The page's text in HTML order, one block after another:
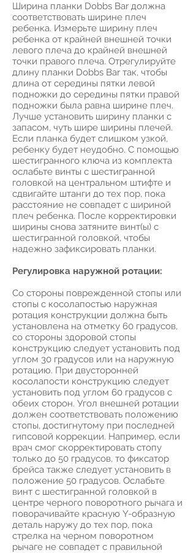
Ширина планки Dobbs Bar должна
соответствовать ширине плеч
ребенка. Измерьте ширину плеч
ребенка от крайней внешней точки
левого плеча до крайней внешней
точки правого плеча. Отрегулируйте
длину планки Dobbs Bar так, чтобы
длина от середины пятки левой
подножки до середины пятки правой
подножки была равна ширине плеч.
Лучше установить ширину планки с
запасом, чуть шире ширины плечей.
Если планка будет слишком узкой,
ребенку будет неудобно. С помощью
шестигранного ключа из комплекта
ослабьте винты с шестигранной
головкой на центральном штифте и
сдвигайте штанги до тех пор, пока
расстояние не совпадет с шириной
плеч ребенка. После корректировки
ширины снова затяните винт(ы) с
шестигранной головкой, чтобы
надежно зафиксировать планки.
Регулировка наружной ротации:
Со стороны поврежденной стопы или
стопы с косолапостью наружная
ротация конструкции должна быть
установлена на отметку 60 градусов,
со стороны здоровой стопы
конструкцию следует установить под
углом 30 градусов или на наружную
ротацию. При двусторонней
косолапости конструкцию следует
установить под углом 60 градусов с
обеих сторон. Угол внешней ротации
должен соответствовать положению
стопы, достигнутому при последней
гипсовой коррекции. Например, если
врач смог скорректировать стопу
только до 50 градусов, то фиксатор
брейса также следует установить в
положение 50 градусов. Ослабьте
винт с шестигранной головкой в
центре черного поворотного рычага и
поворачивайте красную Y-образную
деталь наружу до тех пор, пока
стрелка на черном поворотном
рычаге не совпадет с правильной